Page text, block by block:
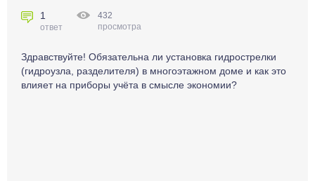
1
ответ
432
просмотра
Здравствуйте! Обязательна ли установка гидрострелки
(гидроузла, разделителя) в многоэтажном доме и как это
влияет на приборы учёта в смысле экономии?